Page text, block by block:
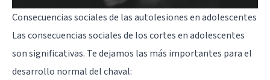
Consecuencias sociales de las autolesiones en adolescentes
Las consecuencias sociales de los cortes en adolescentes
son significativas. Te dejamos las más importantes para el
desarrollo normal del chaval: